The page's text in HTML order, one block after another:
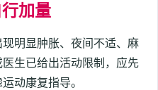
加量
明显肿胀、夜间不适、麻
生已给出活动限制，应先
动康复指导。